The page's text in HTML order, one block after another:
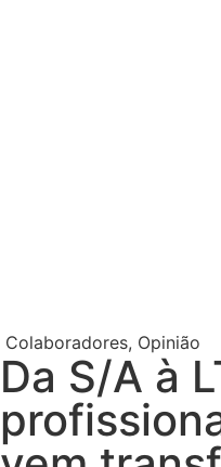
Colaboradores, Opinião
Da S/A à